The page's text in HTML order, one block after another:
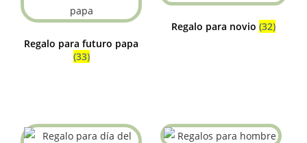
Regalo para futuro papa
(33)
Regalo para novio (32)